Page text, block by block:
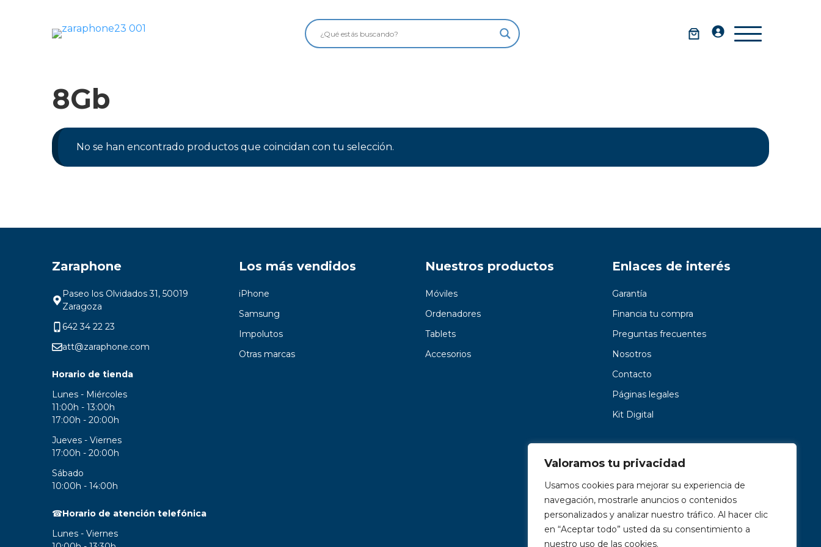
Valoramos tu privacidad
Usamos cookies para mejorar su experiencia de
navegación, mostrarle anuncios o contenidos
personalizados y analizar nuestro tráfico. Al hacer clic
en “Aceptar todo” usted da su consentimiento a
nuestro uso de las cookies.
8Gb
No se han encontrado productos que coincidan con tu selección.
Zaraphone
Paseo los Olvidados 31, 50019
Zaragoza
642 34 22 23
att@zaraphone.com
Horario de tienda
Lunes - Miércoles
11:00h - 13:00h
17:00h - 20:00h
Jueves - Viernes
17:00h - 20:00h
Sábado
10:00h - 14:00h
☎Horario de atención telefónica
Lunes - Viernes
Los más vendidos
iPhone
Samsung
Impolutos
Otras marcas
Nuestros productos
Móviles
Ordenadores
Tablets
Accesorios
Enlaces de interés
Garantía
Financia tu compra
Preguntas frecuentes
Nosotros
Contacto
Páginas legales
Kit Digital
Impolutos
Relojes
Tablets
Audio
Accesorios
Garantía Zaraphone